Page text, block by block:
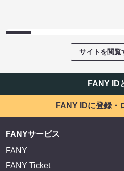
サイトを閲覧
FANY ID
FANY IDに登録・
FANYサービス
FANY
FANY Ticket